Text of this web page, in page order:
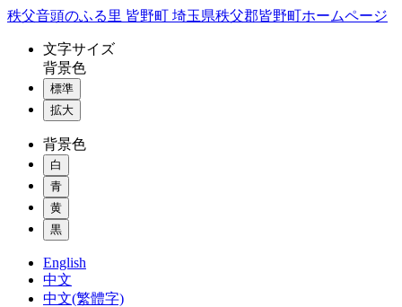
コ
秩父音頭のふる里 皆野町 埼玉県秩父郡皆野町ホームページ
文字サイズ
背景色
標準
拡大
背景色
白
青
黄
黒
English
中文
中文(繁體字)